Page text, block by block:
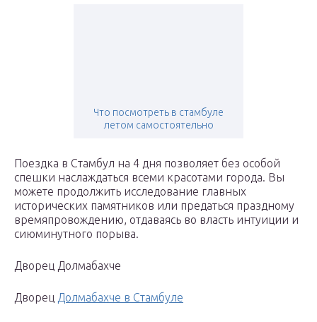
Что посмотреть в стамбуле
летом самостоятельно
Поездка в Стамбул на 4 дня позволяет без особой
спешки наслаждаться всеми красотами города. Вы
можете продолжить исследование главных
исторических памятников или предаться праздному
времяпровождению, отдаваясь во власть интуиции и
сиюминутного порыва.
Дворец Долмабахче
Дворец Долмабахче в Стамбуле